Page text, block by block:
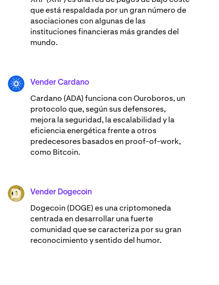
que está respaldada por un gran número de
asociaciones con algunas de las
instituciones financieras más grandes del
mundo.
ADA Vender Cardano
Cardano (ADA) ​​funciona con Ouroboros, un
protocolo que, según sus defensores,
mejora la seguridad, la escalabilidad y la
eficiencia energética frente a otros
predecesores basados en proof-of-work,
como Bitcoin.
DOGE Vender Dogecoin
Dogecoin (DOGE) es una criptomoneda
centrada en desarrollar una fuerte
comunidad que se caracteriza por su gran
reconocimiento y sentido del humor.